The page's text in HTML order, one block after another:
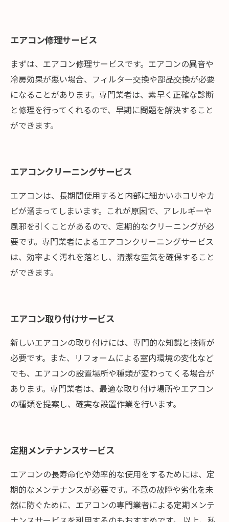
エアコン修理サービス
まずは、エアコン修理サービスです。エアコンの異音や
冷房効果が悪い場合、フィルター交換や部品交換が必要
になることがあります。専門業者は、素早く正確な診断
と修理を行ってくれるので、早期に問題を解決すること
ができます。
エアコンクリーニングサービス
エアコンは、長期間使用すると内部に細かいホコリやカ
ビが溜まってしまいます。これが原因で、アレルギーや
風邪を引くことがあるので、定期的なクリーニングが必
要です。専門業者によるエアコンクリーニングサービス
は、効率よく汚れを落とし、清潔な空気を確保すること
ができます。
エアコン取り付けサービス
新しいエアコンの取り付けには、専門的な知識と技術が
必要です。また、リフォームによる室内環境の変化など
でも、エアコンの設置場所や種類が変わってくる場合が
あります。専門業者は、最適な取り付け場所やエアコン
の種類を提案し、確実な設置作業を行います。
定期メンテナンスサービス
エアコンの長寿命化や効率的な使用をするためには、定
期的なメンテナンスが必要です。不意の故障や劣化を未
然に防ぐために、エアコンの専門業者による定期メンテ